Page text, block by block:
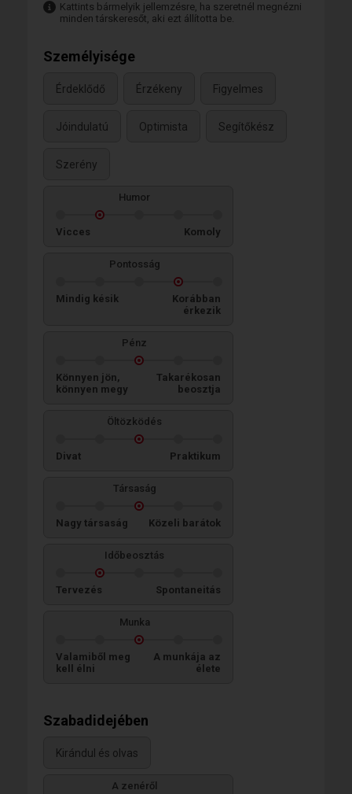
Kattints bármelyik jellemzésre, ha szeretnél megnézni
minden társkeresőt, aki ezt állította be.
Személyisége
Érdeklődő Érzékeny Figyelmes
Jóindulatú Optimista Segítőkész
Szerény
Humor
Vicces Komoly
Pontosság
Mindig késik
Korábban
érkezik
Pénz
Könnyen jön,
könnyen megy
Takarékosan
beosztja
Öltözködés
Divat Praktikum
Társaság
Nagy társaság Közeli barátok
Időbeosztás
Tervezés Spontaneitás
Munka
Valamiből meg
kell élni
A munkája az
élete
Szabadidejében
Kirándul és olvas
A zenéről